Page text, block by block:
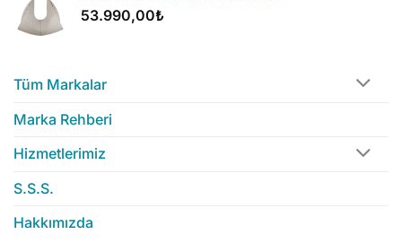
53.990,00₺
Tüm Markalar
Marka Rehberi
Hizmetlerimiz
S.S.S.
Hakkımızda